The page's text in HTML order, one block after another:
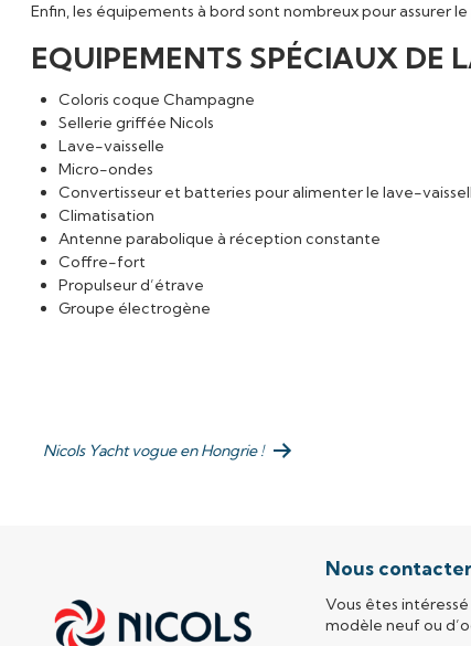
Enfin, les équipements à bord sont nombreux pour assurer
EQUIPEMENTS SPÉCIAUX DE
Coloris coque Champagne
Sellerie griffée Nicols
Lave-vaisselle
Micro-ondes
Convertisseur et batteries pour alimenter le lave-
Climatisation
Antenne parabolique à réception constante
Coffre-fort
Propulseur d’étrave
Groupe électrogène
Publication suivante :
Nicols Yacht vogue en Hongrie !
Nous contacter
Vous êtes intéressé
modèle neuf ou